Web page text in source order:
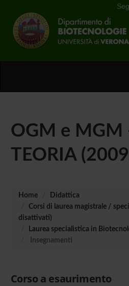
OGM e MGM
TEORIA
Home
Didattica
Corsi di laurea magistrale /
disattivati)
Laurea specialistica in
Insegnamenti
Corso a esaurimento